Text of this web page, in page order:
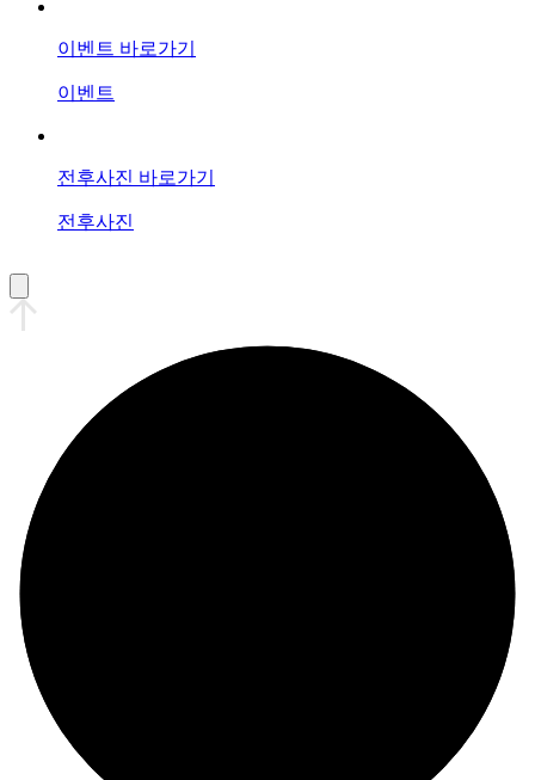
이벤트 바로가기
이벤트
전후사진 바로가기
전후사진